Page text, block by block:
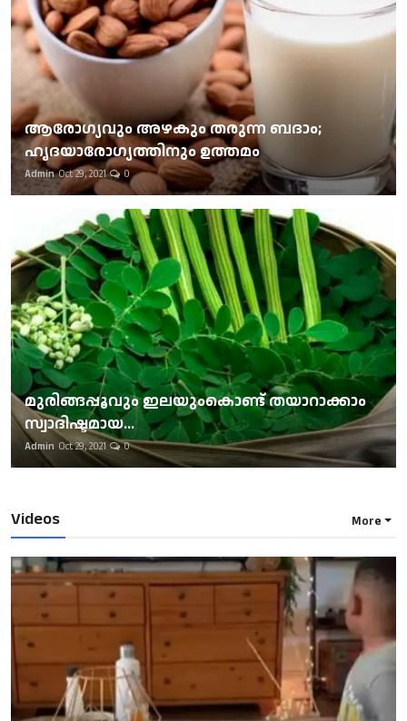
ആരോഗ്യവും അഴകും തരുന്ന ബദാം;
ഹൃദയാരോഗ്യത്തിനും ഉത്തമം
Admin Oct 29, 2021 0
മുരിങ്ങപ്പൂവും ഇലയുംകൊണ്ട് തയാറാക്കാം
സ്വാദിഷ്ടമായ...
Admin Oct 29, 2021 0
Videos More